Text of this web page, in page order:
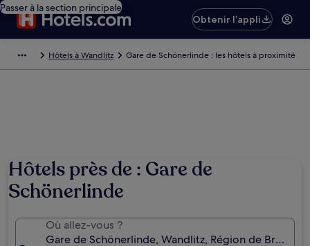
Passer à la section principale
Obtenir l’appli
Hôtels à Wandlitz Gare de Schönerlinde : les hôtels à proximité
Hôtels près de : Gare de
Schönerlinde
Où allez-vous ?
Gare de Schönerlinde, Wandlitz, Région de